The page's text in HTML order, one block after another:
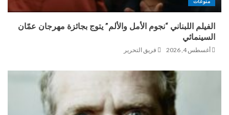
الفيلم اللبناني “نجوم الأمل والألم” يتوج بجائزة مهرجان عمّان
السينمائي
أغسطس 4, 2026 فريق التحرير